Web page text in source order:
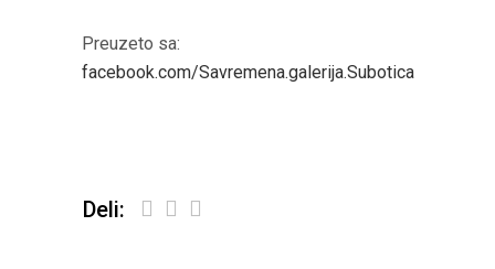
Preuzeto sa:
facebook.com/Savremena.galerija.Subotica
Deli: